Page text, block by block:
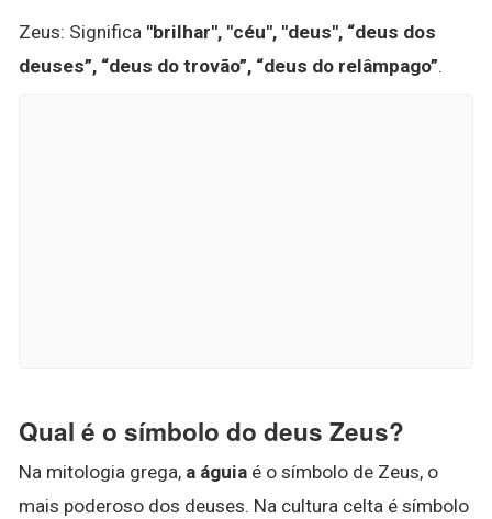
Zeus: Significa "brilhar", "céu", "deus", “deus dos
deuses”, “deus do trovão”, “deus do relâmpago”.
Qual é o símbolo do deus Zeus?
Na mitologia grega, a águia é o símbolo de Zeus, o
mais poderoso dos deuses. Na cultura celta é símbolo